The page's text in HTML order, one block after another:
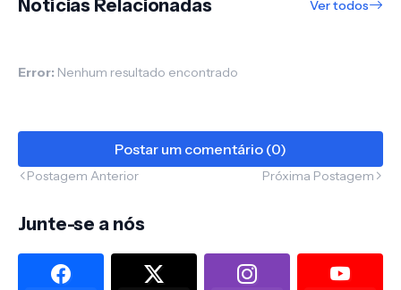
Notícias Relacionadas Ver todos
Error: Nenhum resultado encontrado
Postar um comentário (0)
Postagem Anterior Próxima Postagem
Junte-se a nós